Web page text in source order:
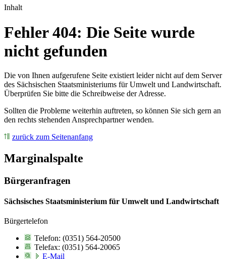
Inhalt
Fehler 404: Die Seite wurde
nicht gefunden
Die von Ihnen aufgerufene Seite existiert leider nicht auf dem Server
des Sächsischen Staatsministeriums für Umwelt und Landwirtschaft.
Überprüfen Sie bitte die Schreibweise der Adresse.
Sollten die Probleme weiterhin auftreten, so können Sie sich gern an
den rechts stehenden Ansprechpartner wenden.
zurück zum Seitenanfang
Marginalspalte
Bürgeranfragen
Sächsisches Staatsministerium für Umwelt und Landwirtschaft
Bürgertelefon
Telefon: (0351) 564-20500
Telefax: (0351) 564-20065
E-Mail